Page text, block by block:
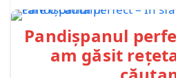
Pandișpanul
am găsit